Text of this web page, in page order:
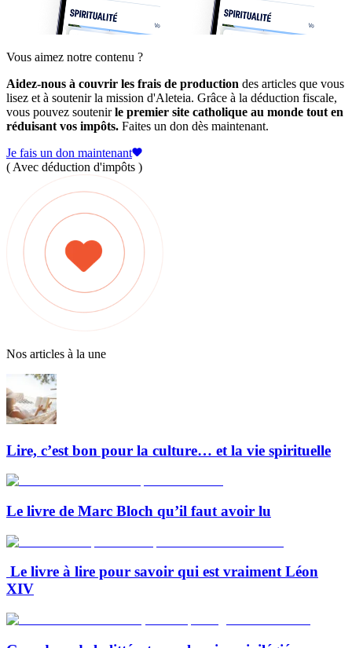
Vous aimez notre contenu ?
Aidez-nous à couvrir les frais de production des articles que vous
lisez et à soutenir la mission d'Aleteia. Grâce à la déduction fiscale,
vous pouvez soutenirle premier site catholique au monde tout en
réduisant vos impôts. Faites un don dès maintenant.
Je fais un don maintenant
( Avec déduction d'impôts )
Nos articles à la une
Lire, c’est bon pour la culture… et la vie spirituelle
Le livre de Marc Bloch qu’il faut avoir lu
Le livre à lire pour savoir qui est vraiment Léon
XIV